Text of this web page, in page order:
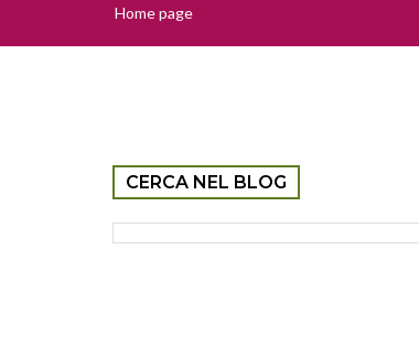
Home page
CERCA NEL BLOG